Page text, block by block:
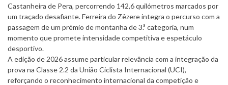
Castanheira de Pera, percorrendo 142,6 quilómetros marcados por
um traçado desafiante. Ferreira do Zêzere integra o percurso com a
passagem de um prémio de montanha de 3.ª categoria, num
momento que promete intensidade competitiva e espetáculo
desportivo.
A edição de 2026 assume particular relevância com a integração da
prova na Classe 2.2 da União Ciclista Internacional (UCI),
reforçando o reconhecimento internacional da competição e